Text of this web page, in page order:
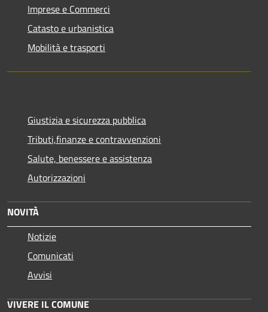
Imprese e Commerci
Catasto e urbanistica
Mobilità e trasporti
Giustizia e sicurezza pubblica
Tributi,finanze e contravvenzioni
Salute, benessere e assistenza
Autorizzazioni
NOVITÀ
Notizie
Comunicati
Avvisi
VIVERE IL COMUNE